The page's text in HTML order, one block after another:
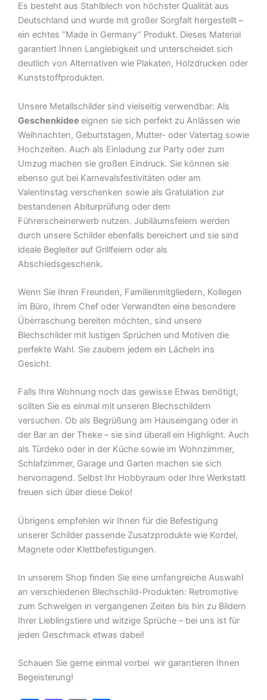
Es besteht aus Stahlblech von höchster Qualität aus
Deutschland und wurde mit großer Sorgfalt hergestellt –
ein echtes “Made in Germany” Produkt. Dieses Material
garantiert Ihnen Langlebigkeit und unterscheidet sich
deutlich von Alternativen wie Plakaten, Holzdrucken oder
Kunststoffprodukten.
Unsere Metallschilder sind vielseitig verwendbar: Als
Geschenkidee eignen sie sich perfekt zu Anlässen wie
Weihnachten, Geburtstagen, Mutter- oder Vatertag sowie
Hochzeiten. Auch als Einladung zur Party oder zum
Umzug machen sie großen Eindruck. Sie können sie
ebenso gut bei Karnevalsfestivitäten oder am
Valentinstag verschenken sowie als Gratulation zur
bestandenen Abiturprüfung oder dem
Führerscheinerwerb nutzen. Jubiläumsfeiern werden
durch unsere Schilder ebenfalls bereichert und sie sind
ideale Begleiter auf Grillfeiern oder als
Abschiedsgeschenk.
Wenn Sie Ihren Freunden, Familienmitgliedern, Kollegen
im Büro, Ihrem Chef oder Verwandten eine besondere
Überraschung bereiten möchten, sind unsere
Blechschilder mit lustigen Sprüchen und Motiven die
perfekte Wahl. Sie zaubern jedem ein Lächeln ins
Gesicht.
Falls Ihre Wohnung noch das gewisse Etwas benötigt,
sollten Sie es einmal mit unseren Blechschildern
versuchen. Ob als Begrüßung am Hauseingang oder in
der Bar an der Theke – sie sind überall ein Highlight. Auch
als Türdeko oder in der Küche sowie im Wohnzimmer,
Schlafzimmer, Garage und Garten machen sie sich
hervorragend. Selbst Ihr Hobbyraum oder Ihre Werkstatt
freuen sich über diese Deko!
Übrigens empfehlen wir Ihnen für die Befestigung
unserer Schilder passende Zusatzprodukte wie Kordel,
Magnete oder Klettbefestigungen.
In unserem Shop finden Sie eine umfangreiche Auswahl
an verschiedenen Blechschild-Produkten: Retromotive
zum Schwelgen in vergangenen Zeiten bis hin zu Bildern
Ihrer Lieblingstiere und witzige Sprüche – bei uns ist für
jeden Geschmack etwas dabei!
Schauen Sie gerne einmal vorbei  wir garantieren Ihnen
Begeisterung!